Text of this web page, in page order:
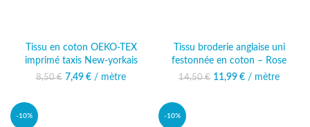
Tissu en coton OEKO-TEX
imprimé taxis New-yorkais
8,50€
Le prix initial était :
7,49 € Le prix actuel
/ mètre
Tissu broderie anglaise uni
festonnée en coton – Rose
14,50€
Le prix initial était :
11,99 €
Le prix
/ mètre
-10% -10%